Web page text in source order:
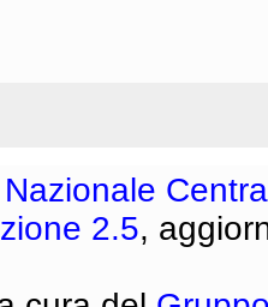
2.5,